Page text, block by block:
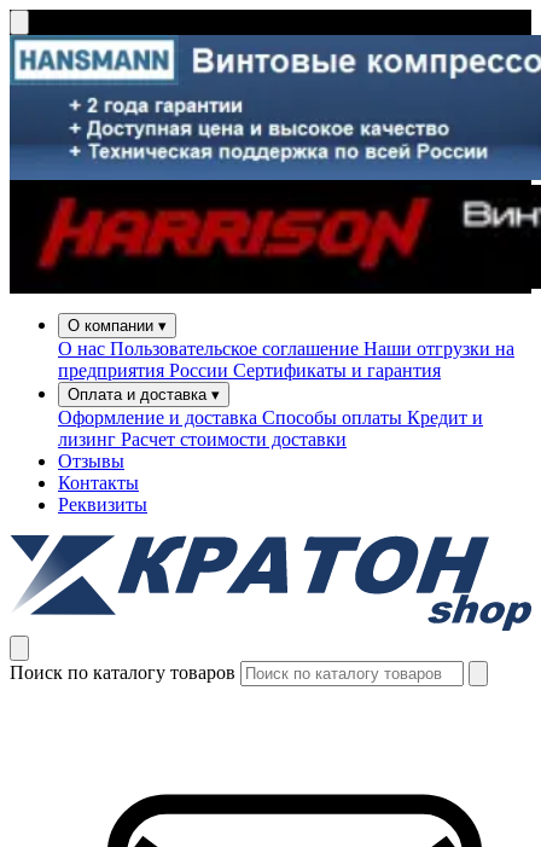
О компании ▾
О нас Пользовательское соглашение Наши отгрузки на
предприятия России Сертификаты и гарантия
Оплата и доставка ▾
Оформление и доставка Способы оплаты Кредит и
лизинг Расчет стоимости доставки
Отзывы
Контакты
Реквизиты
Поиск по каталогу товаров